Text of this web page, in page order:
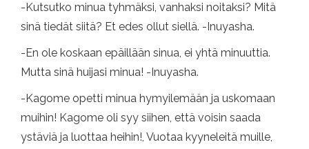
-Kutsutko minua tyhmäksi, vanhaksi noitaksi? Mitä
sinä tiedät siitä? Et edes ollut siellä. -Inuyasha.
-En ole koskaan epäillään sinua, ei yhtä minuuttia.
Mutta sinä huijasi minua! -Inuyasha.
-Kagome opetti minua hymyilemään ja uskomaan
muihin! Kagome oli syy siihen, että voisin saada
ystäviä ja luottaa heihin!, Vuotaa kyyneleitä muille,